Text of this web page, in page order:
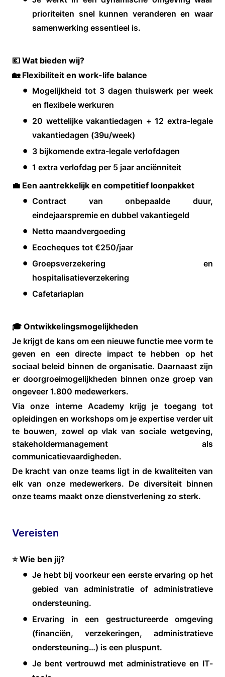
prioriteiten snel kunnen veranderen en waar
samenwerking essentieel is.
💶 Wat bieden wij?
🏡 Flexibiliteit en work-life balance
Mogelijkheid tot 3 dagen thuiswerk per week
en flexibele werkuren
20 wettelijke vakantiedagen + 12 extra-legale
vakantiedagen (39u/week)
3 bijkomende extra-legale verlofdagen
1 extra verlofdag per 5 jaar anciënniteit
💼 Een aantrekkelijk en competitief loonpakket
Contract van onbepaalde duur,
eindejaarspremie en dubbel vakantiegeld
Netto maandvergoeding
Ecocheques tot €250/jaar
Groepsverzekering en
hospitalisatieverzekering
Cafetariaplan
🎓 Ontwikkelingsmogelijkheden
Je krijgt de kans om een nieuwe functie mee vorm te
geven en een directe impact te hebben op het
sociaal beleid binnen de organisatie. Daarnaast zijn
er doorgroeimogelijkheden binnen onze groep van
ongeveer 1.800 medewerkers.
Via onze interne Academy krijg je toegang tot
opleidingen en workshops om je expertise verder uit
te bouwen, zowel op vlak van sociale wetgeving,
stakeholdermanagement als
communicatievaardigheden.
De kracht van onze teams ligt in de kwaliteiten van
elk van onze medewerkers. De diversiteit binnen
onze teams maakt onze dienstverlening zo sterk.
Vereisten
⭐ Wie ben jij?
Je hebt bij voorkeur een eerste ervaring op het
gebied van administratie of administratieve
ondersteuning.
Ervaring in een gestructureerde omgeving
(financiën, verzekeringen, administratieve
ondersteuning…) is een pluspunt.
Je bent vertrouwd met administratieve en IT-